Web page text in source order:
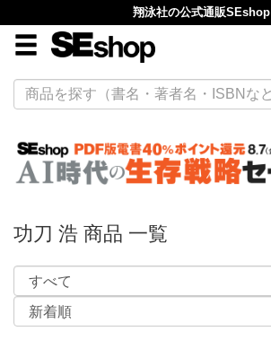
翔泳社の公式通販SEshop
功刀 浩 商品 一覧